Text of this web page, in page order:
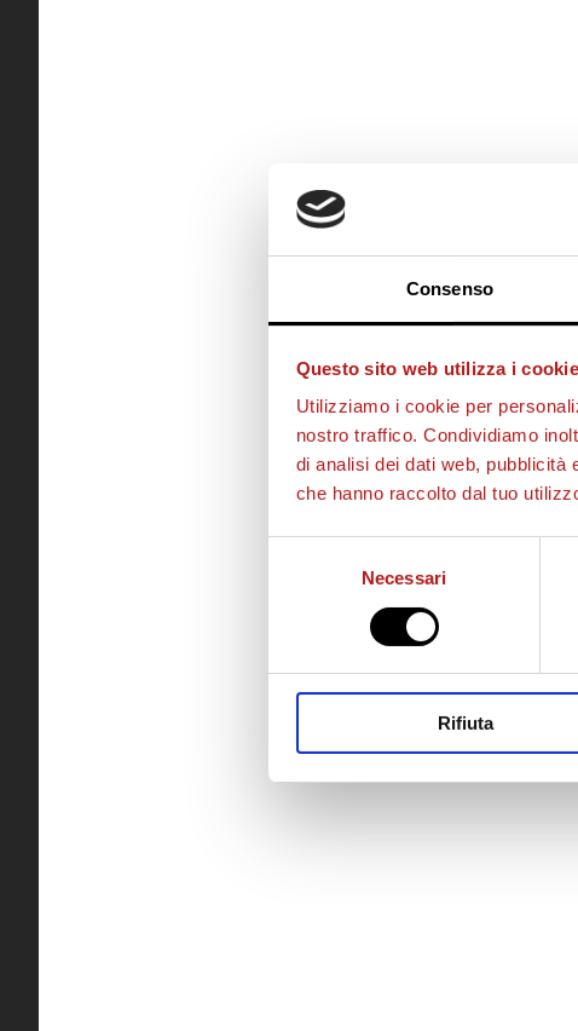
Consenso
Questo sito web utilizza i cookie
Utilizziamo i cookie per
nostro traffico. Condividiamo
di analisi dei dati web, pubblicità
che hanno raccolto dal tuo
Necessari
Rifiuta